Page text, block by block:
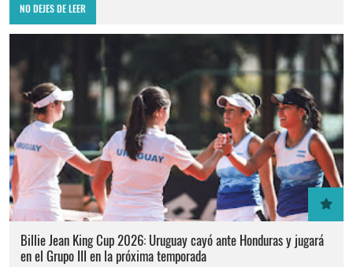
NO DEJES DE LEER
Billie Jean King Cup 2026: Uruguay cayó ante Honduras y jugará
en el Grupo III en la próxima temporada